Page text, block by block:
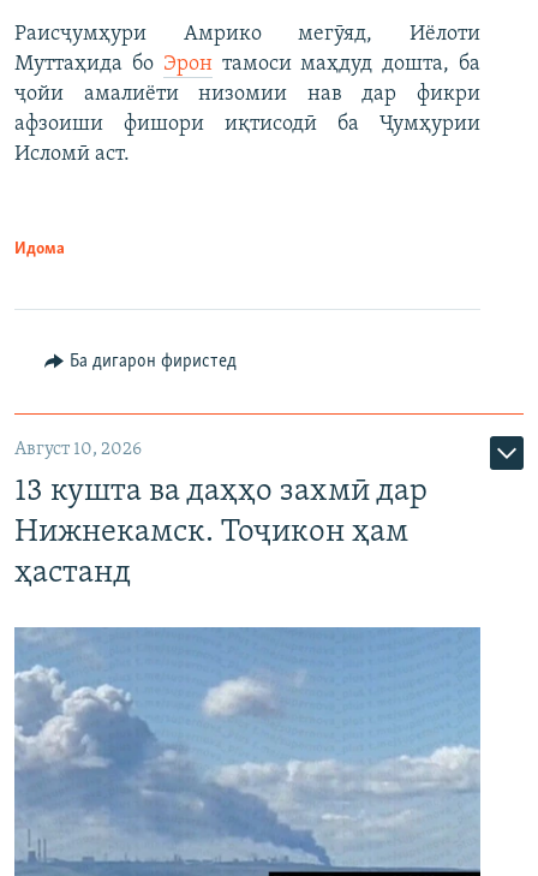
Раисҷумҳури Амрико мегӯяд, Иёлоти
Муттаҳида бо Эронтамоси маҳдуд дошта, ба
ҷойи амалиёти низомии нав дар фикри
афзоиши фишори иқтисодӣ ба Ҷумҳурии
Исломӣ аст.
Идома
Ба дигарон фиристед
Август 10, 2026
13 кушта ва даҳҳо захмӣ дар
Нижнекамск. Тоҷикон ҳам
ҳастанд